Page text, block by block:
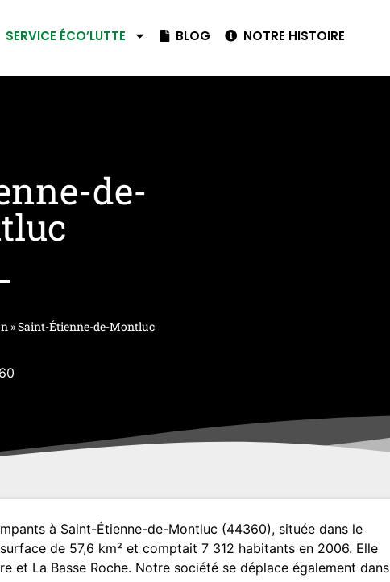
ÉCO’LUTTE BLOG NOTRE HISTOIRE
de-
»Saint-Étienne-de-Montluc
à Saint-Étienne-de-Montluc (44360), située dans le
de 57,6 km² et comptait 7 312 habitants en 2006. Elle
et La Basse Roche. Notre société se déplace également dans